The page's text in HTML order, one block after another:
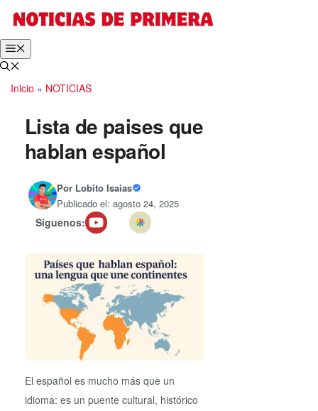
contenido
Inicio » NOTICIAS
Lista de paises que
hablan español
Por Lobito Isaias
Publicado el: agosto 24, 2025
Síguenos:
El español es mucho más que un
idioma: es un puente cultural, histórico